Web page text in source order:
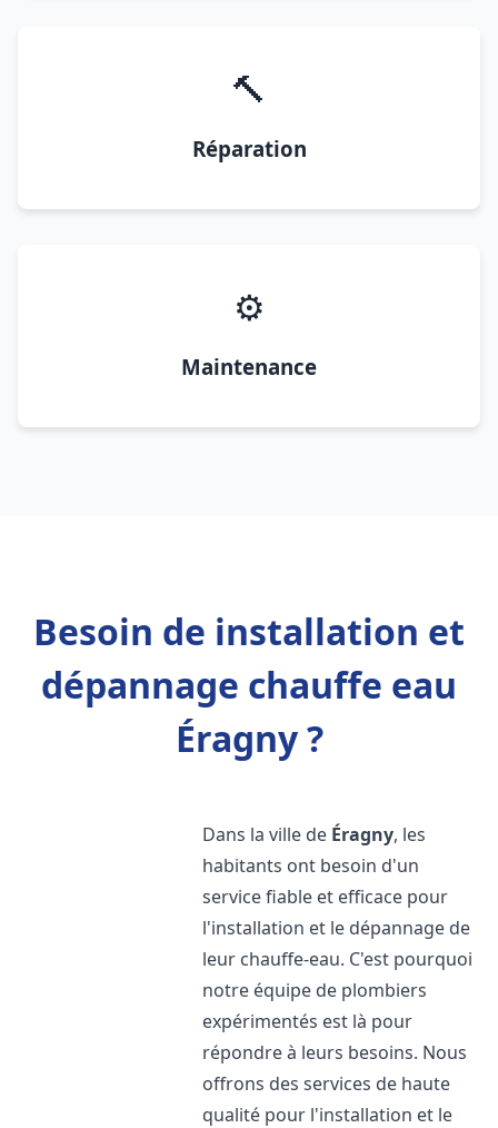
🔨
Réparation
⚙️
Maintenance
Besoin de installation et
dépannage chauffe eau
Éragny ?
Dans la ville de Éragny, les
habitants ont besoin d'un
service fiable et efficace pour
l'installation et le dépannage de
leur chauffe-eau. C'est pourquoi
notre équipe de plombiers
expérimentés est là pour
répondre à leurs besoins. Nous
offrons des services de haute
qualité pour l'installation et le